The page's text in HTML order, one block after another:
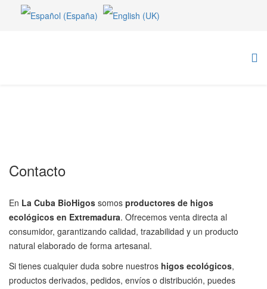
Contacto
En La Cuba BioHigos somos productores de higos
ecológicos en Extremadura. Ofrecemos venta directa al
consumidor, garantizando calidad, trazabilidad y un producto
natural elaborado de forma artesanal.
Si tienes cualquier duda sobre nuestros higos ecológicos,
productos derivados, pedidos, envíos o distribución, puedes